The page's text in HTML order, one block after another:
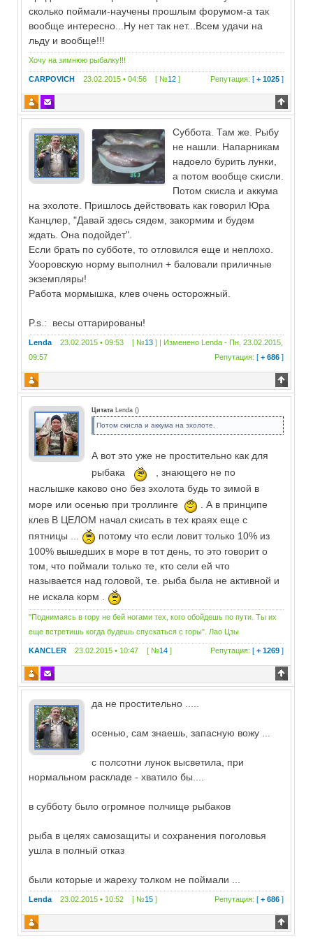
сколько поймали-научены прошлым форумом-а так
вообще интересно...Ну нет так нет...Всем удачи на
льду и вообще!!!
Хочу на зимнюю рыбалку!!!
CARPOVICH 23.02.2015 • 04:56 [ №12 ] Репутация: [+ 1025 ]
Суббота. Там же. Рыбу
не нашли. Напарникам
надоело бурить лунки,
а потом вообще скисли.
Потом скисла и аккума
на эхолоте. Пришлось действовать как говорил Юра
Канцлер, "Давай здесь сядем, закормим и будем
ждать. Она подойдет".
Если брать по субботе, то отловился еще и неплохо.
Уооровскую норму выполнил + баловали приличные
экземпляры!
Работа мормышка, клев очень осторожный.
P.s.: весы оттарированы!
Lenda 23.02.2015 • 09:53 [ №13 ] | Изменено Lenda -Пн, 23.02.2015,
09:57
Репутация: [+ 686 ]
Цитата Lenda ()
Потом скисла и аккума на эхолоте.
А вот это уже не простительно как для
рыбака
, знающего не по
наслышке каково оно без эхолота будь то зимой в
море или осенью при троллинге
. А в принципе
клев В ЦЕЛОМ начал скисать в тех краях еще с
пятницы ...
потому что если ловит только 10% из
100% вышедших в море в тот день, то это говорит о
том, что поймали только те, кто сели ей что
называется над головой, т.е. рыба была не активной и
не искала корм .
"Поднимаясь в гору не бей ногами тех, кого обойдешь по пути. Ты их
еще встретишь когда будешь спускаться с горы". Лао Цзы
KANCLER 23.02.2015 • 10:47 [ №14 ] Репутация: [+ 1269 ]
да не простительно .....
осенью, сам знаешь, запасную вожу ...
с полсотни лунок высветила, при
нормальном раскладе - хватило бы....
в субботу было огромное полчище рыбаков
рыба в целях самозащиты и сохранения поголовья
ушла в полный отказ
были которые и жареху толком не поймали ...
Lenda 23.02.2015 • 10:52 [ №15 ] Репутация: [+ 686 ]